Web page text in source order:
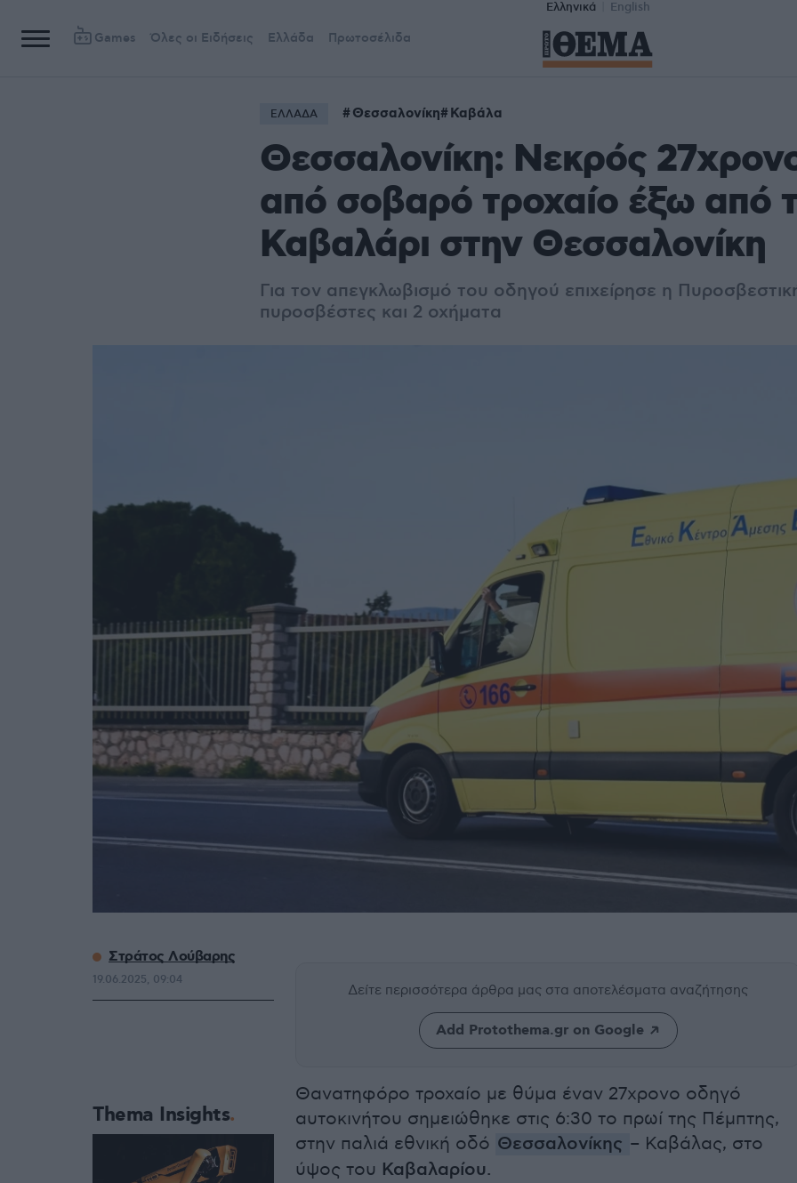
Ελληνικά English
Games Όλες οι Ειδήσεις Ελλάδα Πρωτοσέλιδα
ΕΛΛΑΔΑ Θεσσαλονίκη Καβάλα
Θεσσαλονίκη: Νεκρός
από σοβαρό τροχαίο έξω από
Καβαλάρι στην Θεσσαλονίκη
Για τον απεγκλωβισμό του οδηγού επιχείρησε η
πυροσβέστες και 2 οχήματα
Δείτε περισσότερα άρθρα μας στα αποτελέσματα αναζήτησης
Add Protothema.gr on Google
Θανατηφόρο τροχαίο με θύμα έναν 27χρονο οδηγό
αυτοκινήτου σημειώθηκε στις 6:30 το πρωί της Πέμπτης,
στην παλιά εθνική οδό Θεσσαλονίκης – Καβάλας, στο
ύψος του Καβαλαρίου.
Στράτος Λούβαρης
19.06.2025, 09:04
Thema Insights